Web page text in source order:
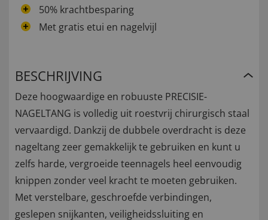
50% krachtbesparing
Met gratis etui en nagelvijl
BESCHRIJVING
Deze hoogwaardige en robuuste PRECISIE-
NAGELTANG is volledig uit roestvrij chirurgisch staal
vervaardigd. Dankzij de dubbele overdracht is deze
nageltang zeer gemakkelijk te gebruiken en kunt u
zelfs harde, vergroeide teennagels heel eenvoudig
knippen zonder veel kracht te moeten gebruiken.
Met verstelbare, geschroefde verbindingen,
geslepen snijkanten, veiligheidssluiting en